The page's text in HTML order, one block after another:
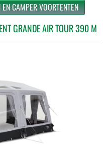
CAMPER VOORTENTEN
GRANDE AIR TOUR 390 M